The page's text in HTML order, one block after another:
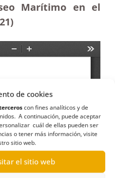
de cookies
con fines analíticos y de
A continuación, puede aceptar
cuál de ellas pueden ser
o tener más información, visite
sitio web.
el sitio web
Marítimo en el